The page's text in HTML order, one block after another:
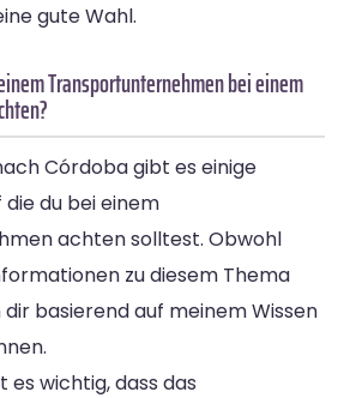
gute Wahl.
Transportunternehmen bei einem
Córdoba gibt es einige
du bei einem
achten solltest. Obwohl
zu diesem Thema
basierend auf meinem Wissen
es wichtig, dass das